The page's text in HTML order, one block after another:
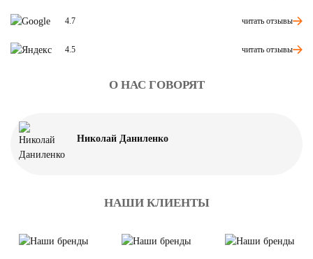
4.7 читать отзывы
4.5 читать отзывы
О НАС ГОВОРЯТ
Николай Даниленко
НАШИ КЛИЕНТЫ